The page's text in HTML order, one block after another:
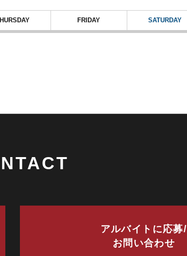
FRIDAY SATURDAY
アルバイトに応募/
お問い合わせ